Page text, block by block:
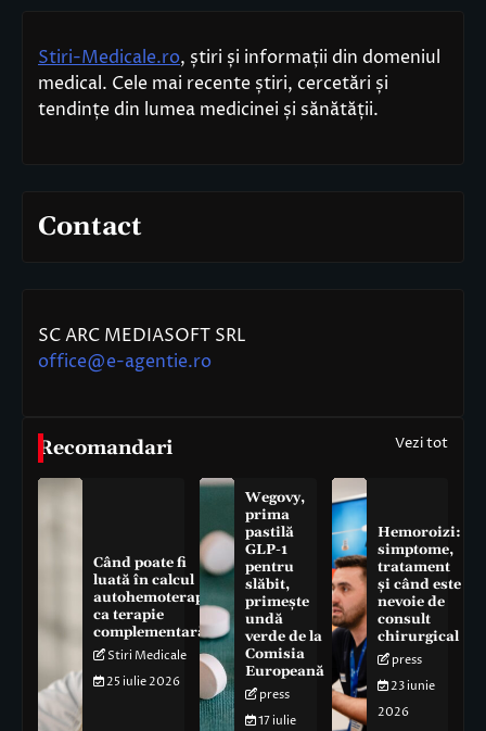
Stiri-Medicale.ro, știri și informații din domeniul
medical. Cele mai recente știri, cercetări și
tendințe din lumea medicinei și sănătății.
Contact
SC ARC MEDIASOFT SRL
office@e-agentie.ro
Recomandari Vezi tot
Când poate fi
luată în calcul
autohemoterapia
ca terapie
complementară
Stiri Medicale
25 iulie 2026
Wegovy,
prima
pastilă
GLP-1
pentru
slăbit,
primește
undă
verde de la
Comisia
Europeană
press
17 iulie
Hemoroizi:
simptome,
tratament
și când este
nevoie de
consult
chirurgical
press
23 iunie
2026